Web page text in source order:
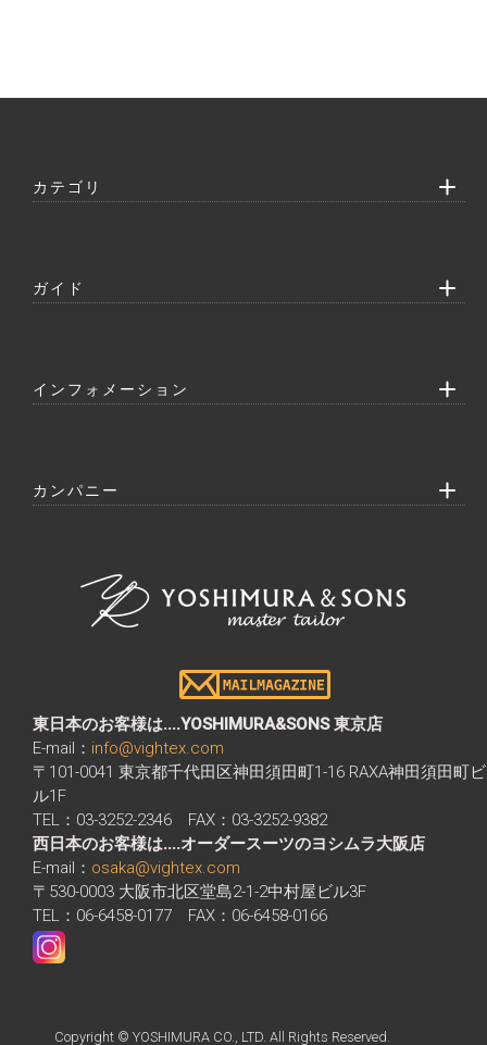
カテゴリ
ガイド
インフォメーション
カンパニー
東日本のお客様は....YOSHIMURA&SONS 東京店
E-mail： info@vightex.com
〒101-0041 東京都千代田区神田須田町1-16 RAXA神田須田町ビ
ル1F
TEL：03-3252-2346 FAX：03-3252-9382
西日本のお客様は....オーダースーツのヨシムラ大阪店
E-mail： osaka@vightex.com
〒530-0003 大阪市北区堂島2-1-2中村屋ビル3F
TEL：06-6458-0177 FAX：06-6458-0166
Copyright © YOSHIMURA CO., LTD. All Rights Reserved.